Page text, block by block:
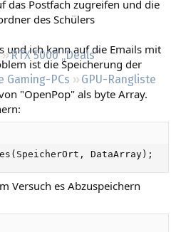
RTX 5000 „Deals“
Gaming-PCs
GPU-Rangliste
das Postfach zugreifen und die
des Schülers
und ich kann auf die Emails mit
ist die Speicherung der
"OpenPop" als byte Array.
DataArray);
Versuch es Abzuspeichern